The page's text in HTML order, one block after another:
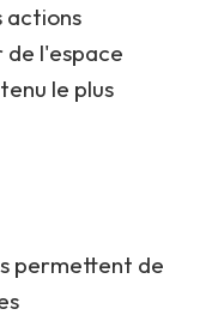
actions
de l'espace
le plus
permettent de